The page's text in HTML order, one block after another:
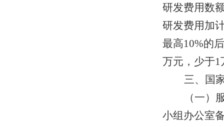
研发费用数
研发费用加
最高10%的
万元，少于
三、国
（一）
小组办公室